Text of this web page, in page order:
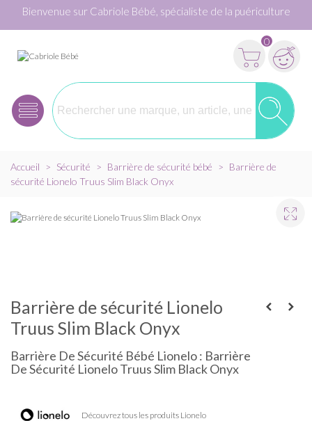
Bienvenue sur Cabriole Bébé, spécialiste de la puériculture
0
Accueil > Sécurité > Barrière de sécurité bébé > Barrière de
sécurité Lionelo Truus Slim Black Onyx
Barrière de sécurité Lionelo
Truus Slim Black Onyx
Barrière De Sécurité Bébé Lionelo : Barrière
De Sécurité Lionelo Truus Slim Black Onyx
Découvrez tous les produits Lionelo